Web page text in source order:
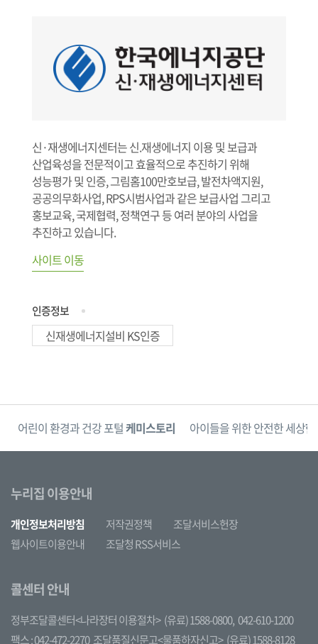
신·재생에너지센터는 신.재생에너지 이용 및 보급과
산업육성을 전문적이고 효율적으로 추진하기 위해
성능평가 및 인증, 그림홈100만호보급, 발전차액지원,
공공의무화사업, RPS시범사업과 같은 보급사업 그리고
홍보교육, 국제협력, 정책연구 등 여러 분야의 사업을
추진하고 있습니다.
사이트 이동
인증정보
신재생에너지설비 KS인증
어린이 환경과 건강 포털케미스토리 아이들을 위한 안전한 세상
누리집 이용안내
개인정보처리방침 저작권정책
조달서비스헌장
웹사이트이용안내
조달청 RSS서비스
콜센터 안내
정부조달콜센터<나라장터 이용절차> (유료) 1588-0800, 042-610-1200
팩스 : 042-472-2270 조달품질신문고<물품하자신고> (유료) 1588-8128